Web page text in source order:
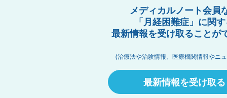
メディカルノート会員
「月経困難症」に関
最新情報を受け取ることが
(治療法や治験情報、医療機関情報やニ
最新情報を受け取る